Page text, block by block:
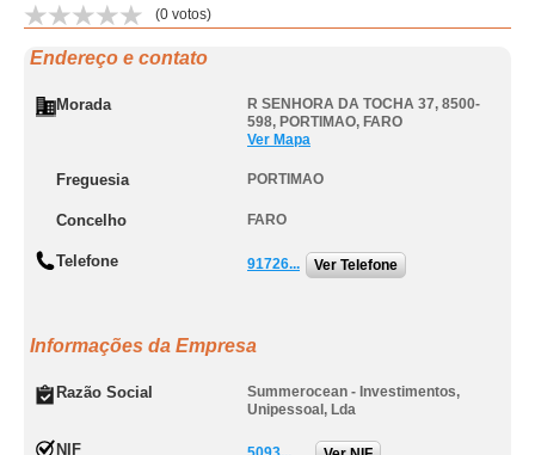
(0 votos)
Endereço e contato
Morada
R SENHORA DA TOCHA 37, 8500-
598, PORTIMAO, FARO
Ver Mapa
Freguesia PORTIMAO
Concelho FARO
Telefone 91726... Ver Telefone
Informações da Empresa
Razão Social
Summerocean - Investimentos,
Unipessoal, Lda
NIF